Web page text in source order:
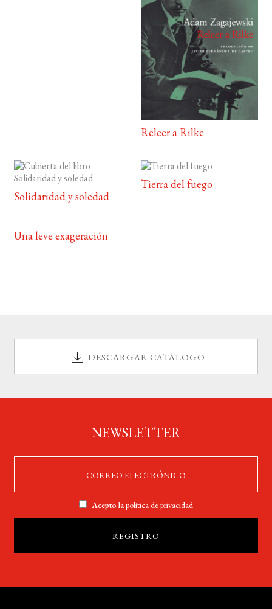
Releer a Rilke
Solidaridad y soledad
Tierra del fuego
Una leve exageración
DESCARGAR CATÁLOGO
NEWSLETTER
Acepto lapolítica de privacidad